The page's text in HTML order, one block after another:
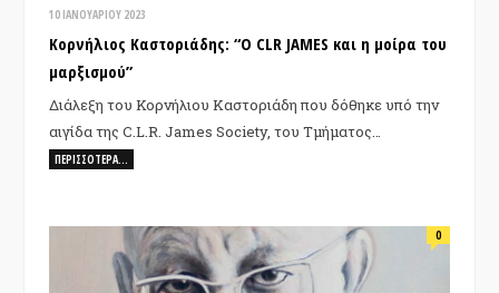
10 ΙΑΝΟΥΑΡΊΟΥ 2023
Κορνήλιος Καστοριάδης: “Ο CLR JAMES και η μοίρα του
μαρξισμού”
Διάλεξη του Κορνήλιου Καστοριάδη που δόθηκε υπό την
αιγίδα της C.L.R. James Society, του Τμήματος…
ΠΕΡΙΣΣΌΤΕΡΑ…
0